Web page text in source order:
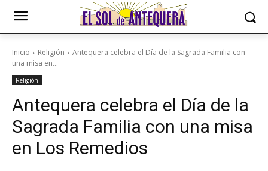
Inicio Religión
Antequera celebra el Día de la Sagrada Familia con
una misa en...
Religión
Antequera celebra el Día de la
Sagrada Familia con una misa
en Los Remedios